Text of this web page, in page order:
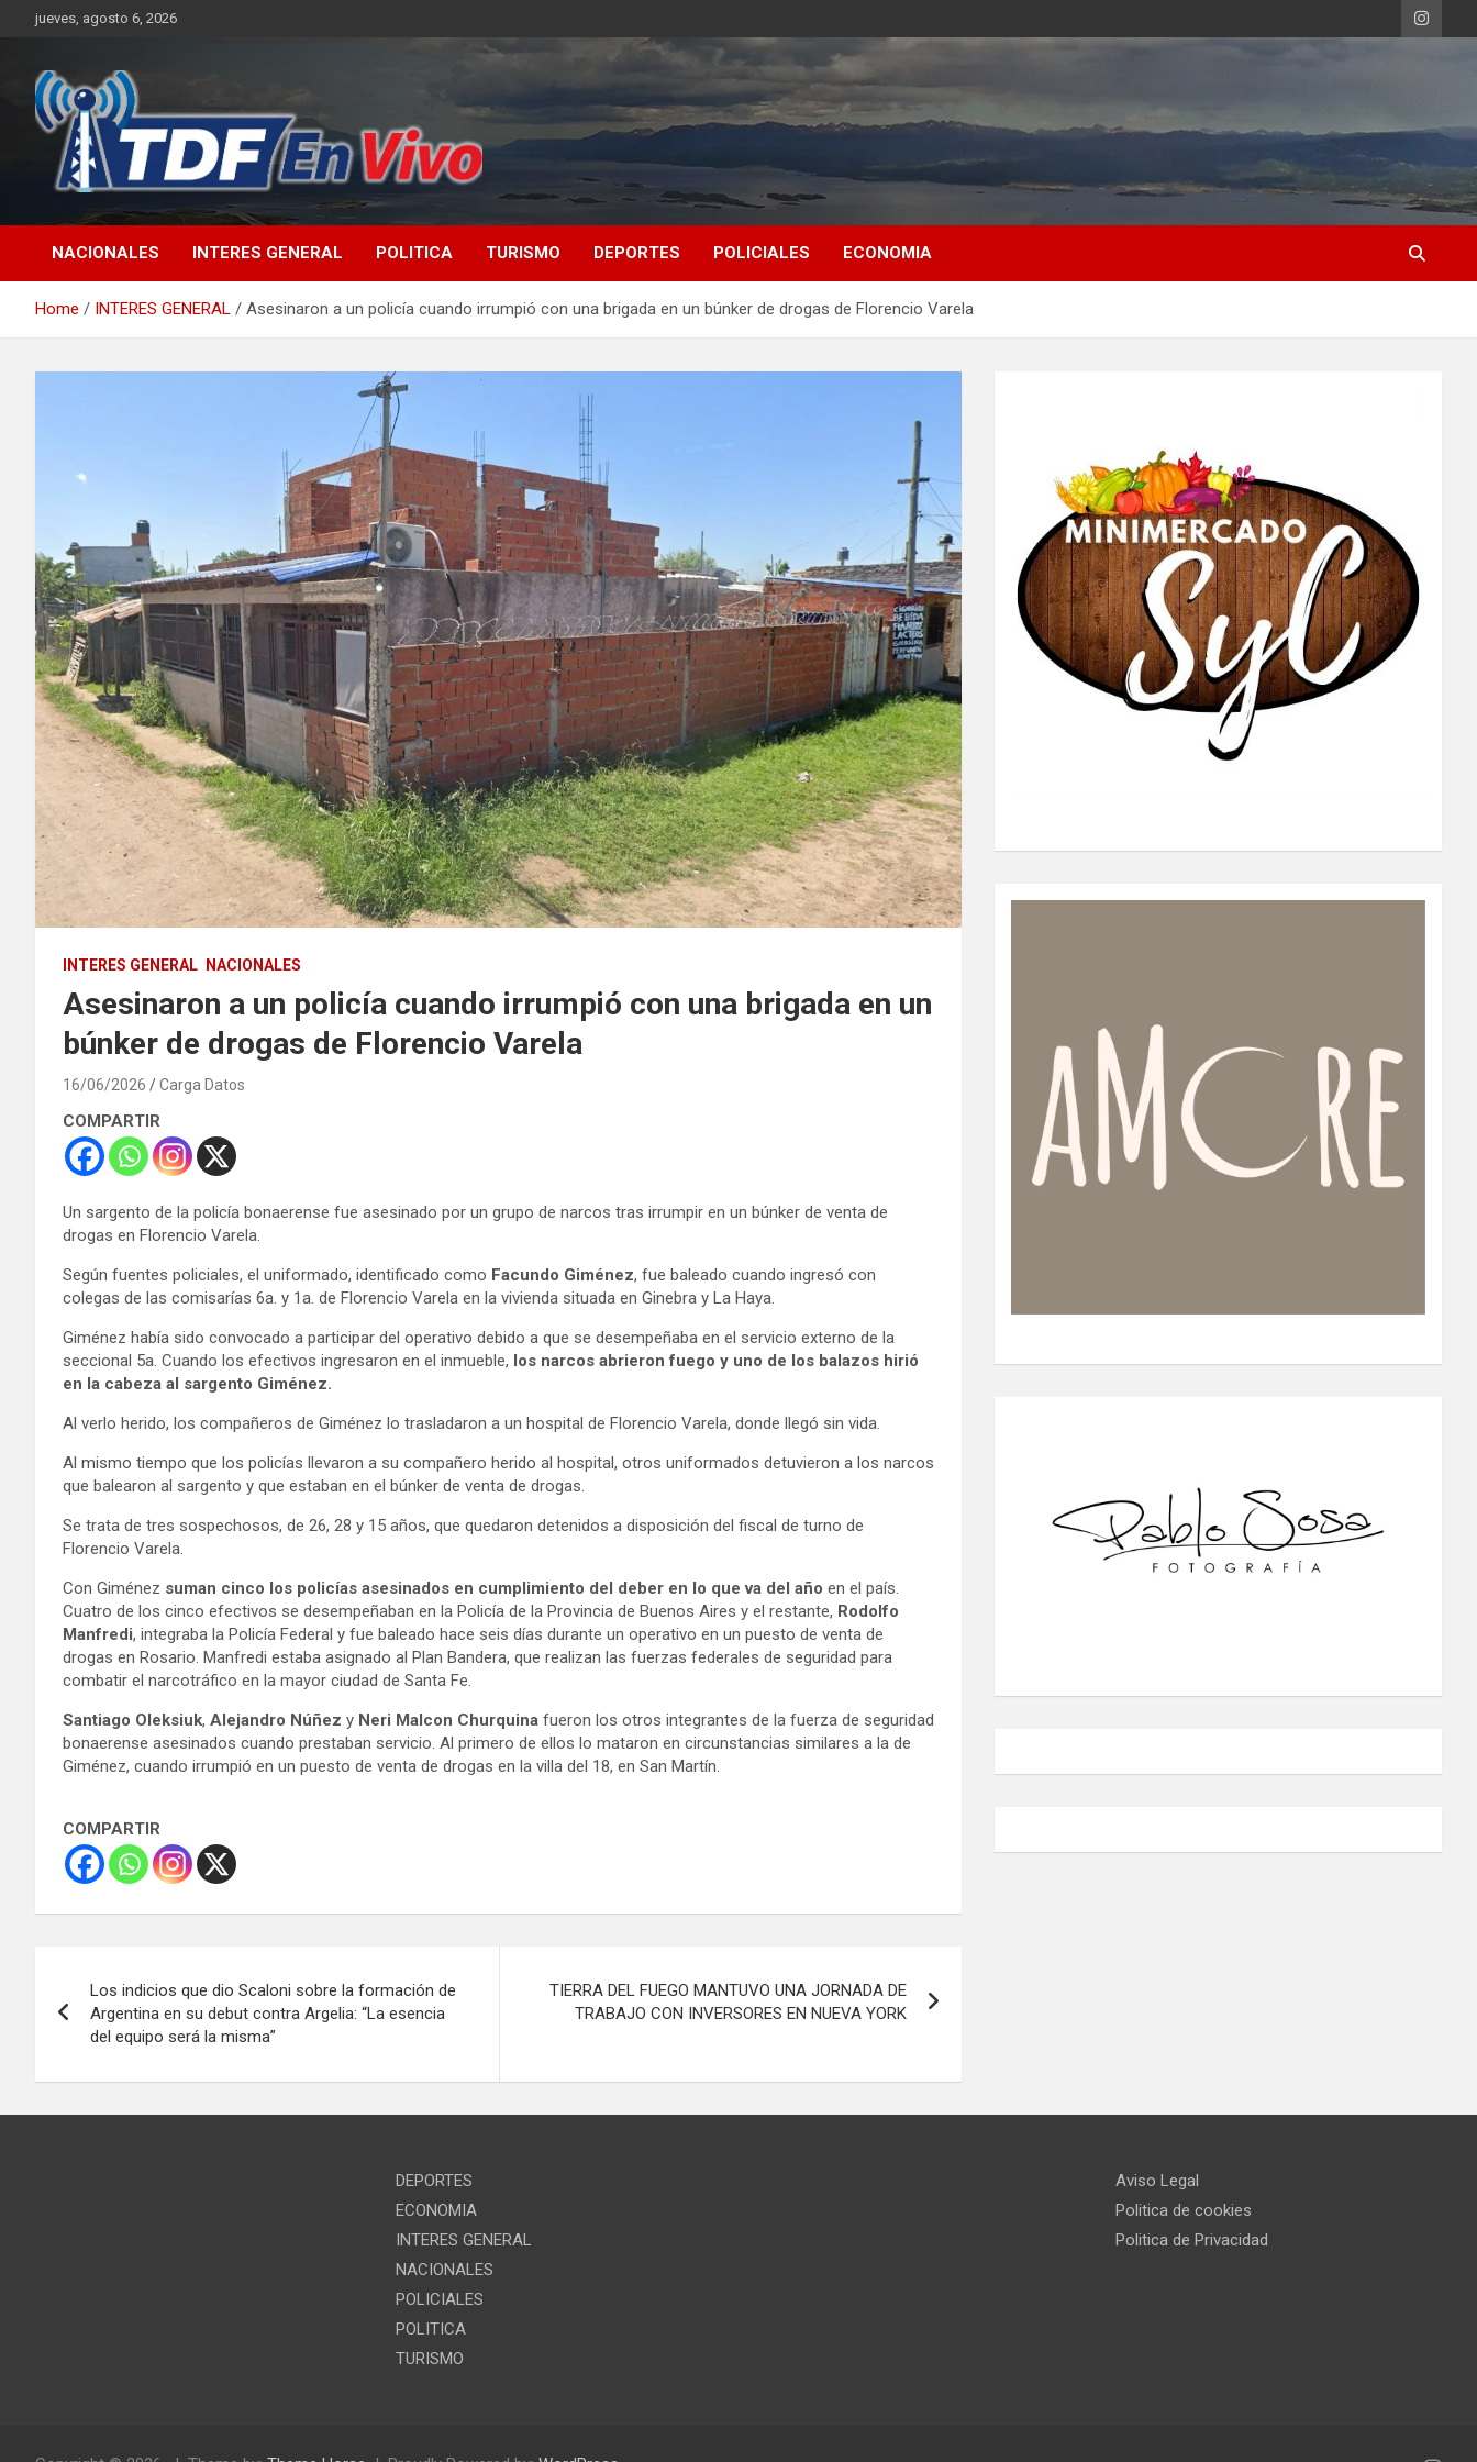
jueves, agosto 6, 2026
NACIONALES INTERES GENERAL POLITICA TURISMO DEPORTES POLICIALES ECONOMIA
Home INTERES GENERAL Asesinaron a un policía cuando irrumpió con una brigada en un búnker de drogas de Florencio Varela
INTERES GENERAL NACIONALES
Asesinaron a un policía cuando irrumpió con una brigada en un
búnker de drogas de Florencio Varela
16/06/2026 Carga Datos
COMPARTIR
Un sargento de la policía bonaerense fue asesinado por un grupo de narcos tras irrumpir en un búnker de venta de
drogas en Florencio Varela.
Según fuentes policiales, el uniformado, identificado como Facundo Giménez, fue baleado cuando ingresó con
colegas de las comisarías 6a. y 1a. de Florencio Varela en la vivienda situada en Ginebra y La Haya.
Giménez había sido convocado a participar del operativo debido a que se desempeñaba en el servicio externo de la
seccional 5a. Cuando los efectivos ingresaron en el inmueble, los narcos abrieron fuego y uno de los balazos hirió
en la cabeza al sargento Giménez.
Al verlo herido, los compañeros de Giménez lo trasladaron a un hospital de Florencio Varela, donde llegó sin vida.
Al mismo tiempo que los policías llevaron a su compañero herido al hospital, otros uniformados detuvieron a los narcos
que balearon al sargento y que estaban en el búnker de venta de drogas.
Se trata de tres sospechosos, de 26, 28 y 15 años, que quedaron detenidos a disposición del fiscal de turno de
Florencio Varela.
Con Giménez suman cinco los policías asesinados en cumplimiento del deber en lo que va del año en el país.
Cuatro de los cinco efectivos se desempeñaban en la Policía de la Provincia de Buenos Aires y el restante, Rodolfo
Manfredi, integraba la Policía Federal y fue baleado hace seis días durante un operativo en un puesto de venta de
drogas en Rosario. Manfredi estaba asignado al Plan Bandera, que realizan las fuerzas federales de seguridad para
combatir el narcotráfico en la mayor ciudad de Santa Fe.
Santiago Oleksiuk, Alejandro Núñez y Neri Malcon Churquina fueron los otros integrantes de la fuerza de seguridad
bonaerense asesinados cuando prestaban servicio. Al primero de ellos lo mataron en circunstancias similares a la de
Giménez, cuando irrumpió en un puesto de venta de drogas en la villa del 18, en San Martín.
COMPARTIR
de
entradas
Los indicios que dio Scaloni sobre la formación de
Argentina en su debut contra Argelia: “La esencia
del equipo será la misma”
TIERRA DEL FUEGO MANTUVO UNA JORNADA DE
TRABAJO CON INVERSORES EN NUEVA YORK
DEPORTES
ECONOMIA
INTERES GENERAL
NACIONALES
POLICIALES
POLITICA
TURISMO
Aviso Legal
Politica de cookies
Politica de Privacidad